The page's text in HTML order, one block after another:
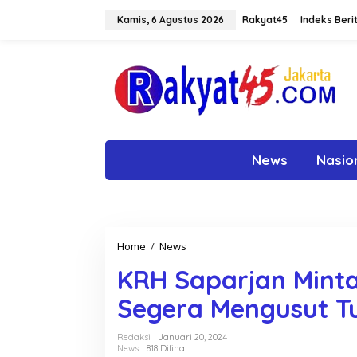
Kamis, 6 Agustus 2026 Rakyat45 Indeks
News
Home / News
H
S
a
p
a
r
KRH Saparjan
Segera Mengusut
Redaksi
Januari 20, 2024
News
818 Dilihat